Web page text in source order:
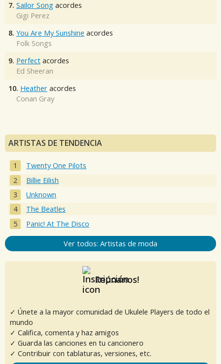
7. Sailor Song acordes
Gigi Perez
8. You Are My Sunshine acordes
Folk Songs
9. Perfect acordes
Ed Sheeran
10. Heather acordes
Conan Gray
ARTISTAS DE TENDENCIA
Twenty One Pilots
Billie Eilish
Unknown
The Beatles
Panic! At The Disco
Ver todos: Artistas de moda
Reúnanos!
✓ Únete a la mayor comunidad de Ukulele Players de todo el
mundo
✓ Califica, comenta y haz amigos
✓ Guarda las canciones en tu cancionero
✓ Contribuir con tablaturas, versiones, etc.